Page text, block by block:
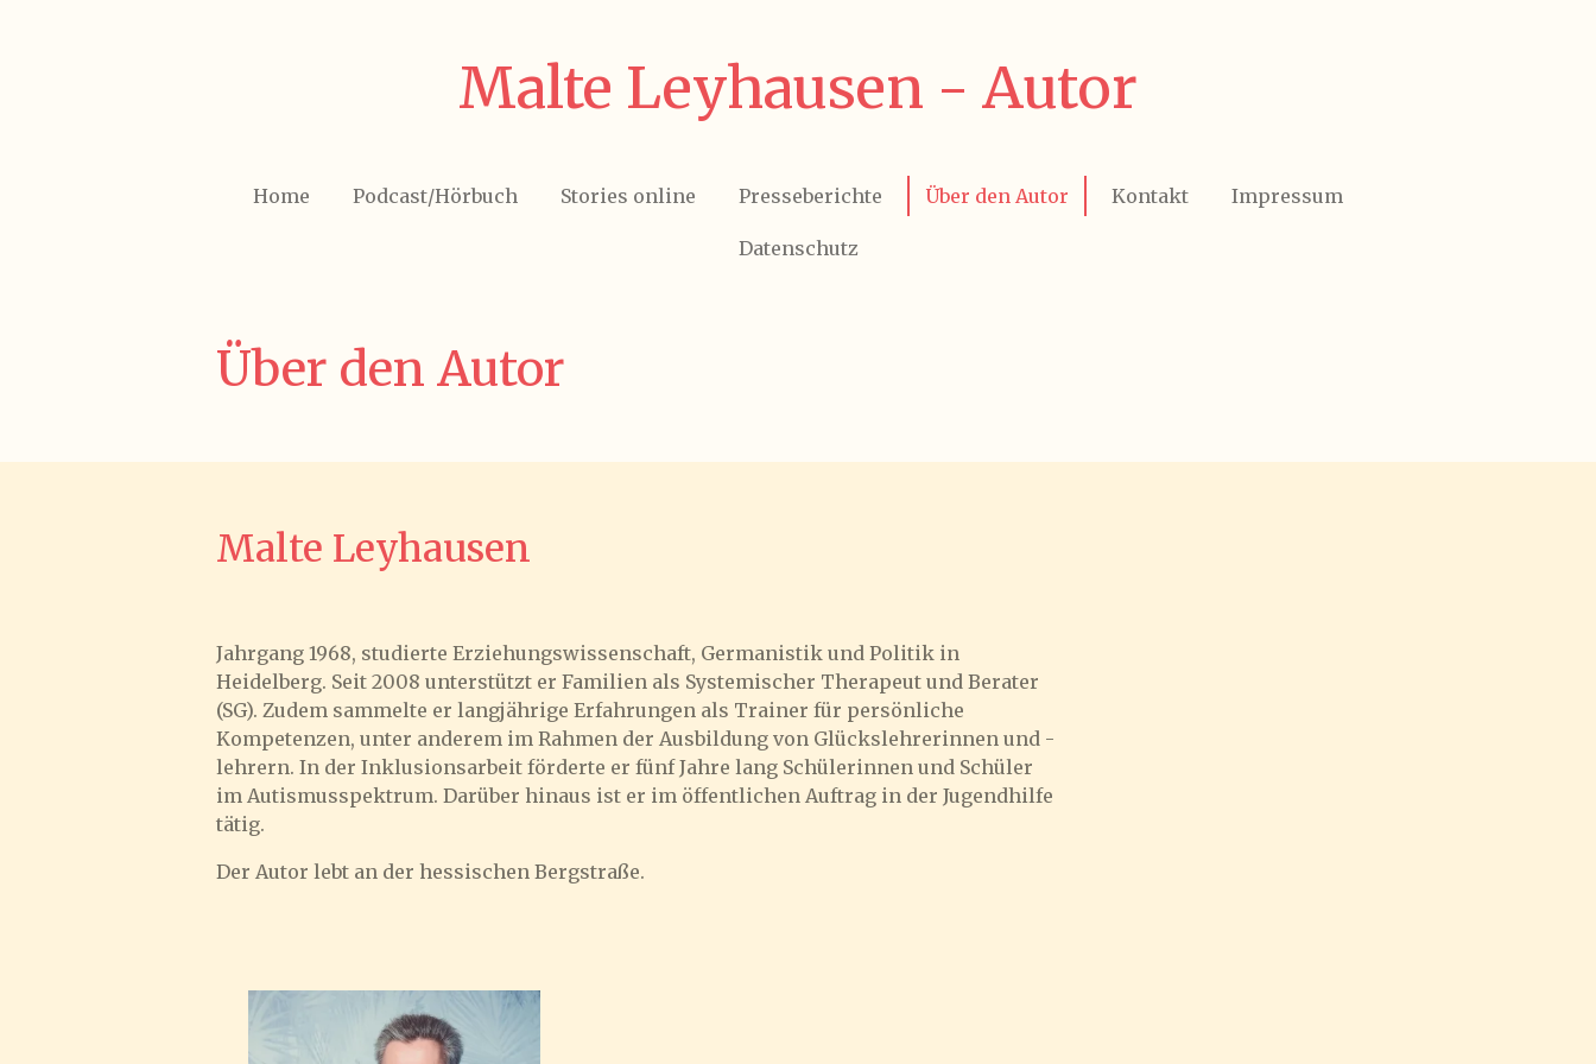
Malte Leyhausen - Autor
Home Podcast/Hörbuch Stories online Presseberichte Über den Autor Kontakt Impressum
Datenschutz
Über den Autor
Malte Leyhausen
Jahrgang 1968, studierte Erziehungswissenschaft, Germanistik und Politik in
Heidelberg. Seit 2008 unterstützt er Familien als Systemischer Therapeut und Berater
(SG). Zudem sammelte er langjährige Erfahrungen als Trainer für persönliche
Kompetenzen, unter anderem im Rahmen der Ausbildung von Glückslehrerinnen und -
lehrern. In der Inklusionsarbeit förderte er fünf Jahre lang Schülerinnen und Schüler
im Autismusspektrum. Darüber hinaus ist er im öffentlichen Auftrag in der Jugendhilfe
tätig.
Der Autor lebt an der hessischen Bergstraße.